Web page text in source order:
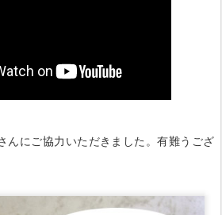
んにご協力いただきました。有難うござ